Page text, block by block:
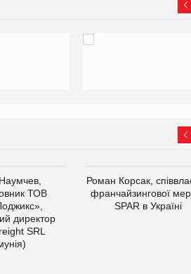
ТОВ
директор
SRL
Роман Корсак,
франчайзингової
SPAR в Україні